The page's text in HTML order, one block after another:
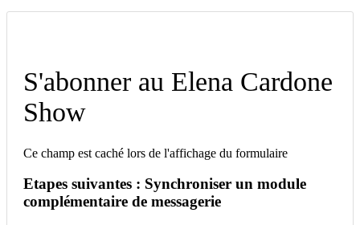
S'abonner au Elena Cardone
Show
Ce champ est caché lors de l'affichage du formulaire
Etapes suivantes : Synchroniser un module
complémentaire de messagerie